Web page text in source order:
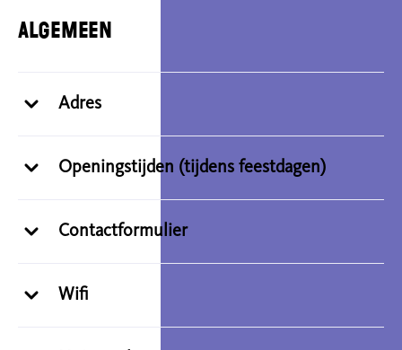
Algemeen
Adres
Openingstijden (tijdens feestdagen)
Contactformulier
Wifi